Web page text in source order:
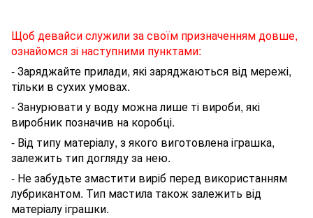
Щоб девайси служили за своїм призначенням довше,
ознайомся зі наступними пунктами:
- Заряджайте прилади, які заряджаються від мережі,
тільки в сухих умовах.
- Занурювати у воду можна лише ті вироби, які
виробник позначив на коробці.
- Від типу матеріалу, з якого виготовлена іграшка,
залежить тип догляду за нею.
- Не забудьте змастити виріб перед використанням
лубрикантом. Тип мастила також залежить від
матеріалуіграшки.